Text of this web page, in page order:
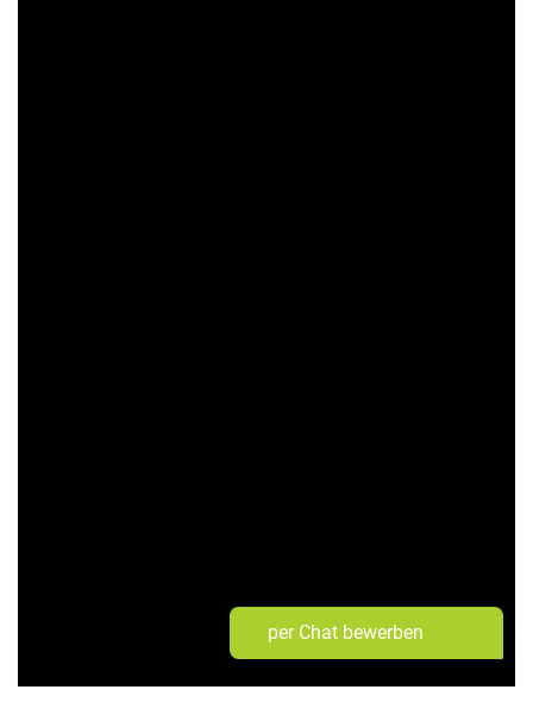
per Chat bewerben